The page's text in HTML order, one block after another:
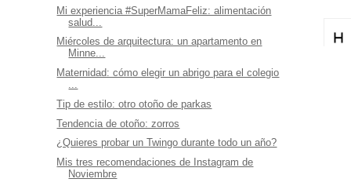
Mi experiencia #SuperMamaFeliz: alimentación
salud...
Miércoles de arquitectura: un apartamento en
Minne...
Maternidad: cómo elegir un abrigo para el colegio
...
Tip de estilo: otro otoño de parkas
Tendencia de otoño: zorros
¿Quieres probar un Twingo durante todo un año?
Mis tres recomendaciones de Instagram de
Noviembre